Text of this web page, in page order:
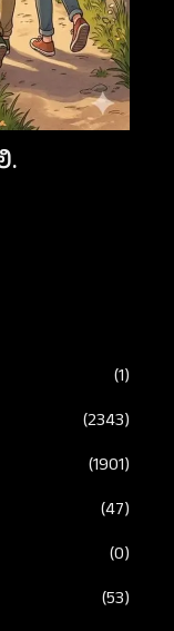
(1)
(2343)
(1901)
(47)
(0)
(53)